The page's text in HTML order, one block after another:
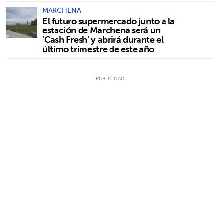
MARCHENA
El futuro supermercado junto a la
estación de Marchena será un
'Cash Fresh' y abrirá durante el
último trimestre de este año